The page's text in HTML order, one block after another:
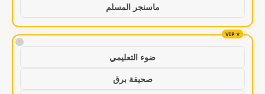
ماسنجر المسلم
!
ضوء التعليمي
صحيفة برق